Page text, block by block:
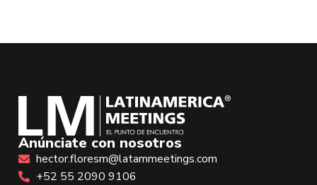
Anúnciate con nosotros
hector.floresm@latammeetings.com
+52 55 2090 9106